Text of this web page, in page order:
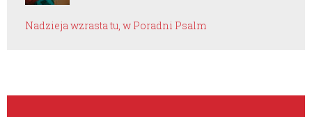
Nadzieja wzrasta tu, w Poradni Psalm